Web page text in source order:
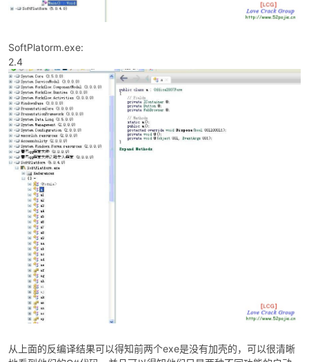
SoftPlatorm.exe:
2.4
从上面的反编译结果可以得知前两个exe是没有加壳的，可以很清晰